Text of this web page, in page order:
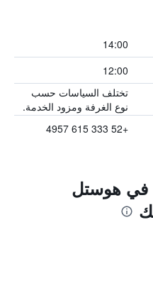
14:00
12:00
تختلف السياسات حسب
نوع الغرفة ومزود الخدمة.
+52 333 615 4957
في هوستل